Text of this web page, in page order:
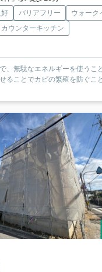
好 バリアフリー
ウォーク
カウンターキッチン
、無駄なエネルギーを使うこ
ることでカビの繁殖を防ぐこ